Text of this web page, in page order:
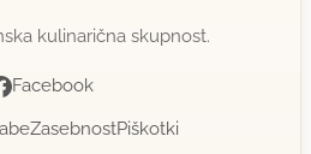
kulinarična skupnost.
Facebook
ZasebnostPiškotki